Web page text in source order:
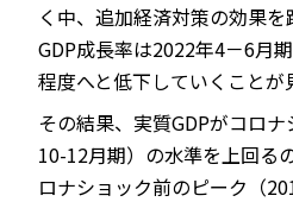
く中、追加経済対策の効果
GDP成長率は2022年4－6月
程度へと低下していくことが
その結果、実質GDPがコロ
10-12月期）の水準を上回る
ロナショック前のピーク（